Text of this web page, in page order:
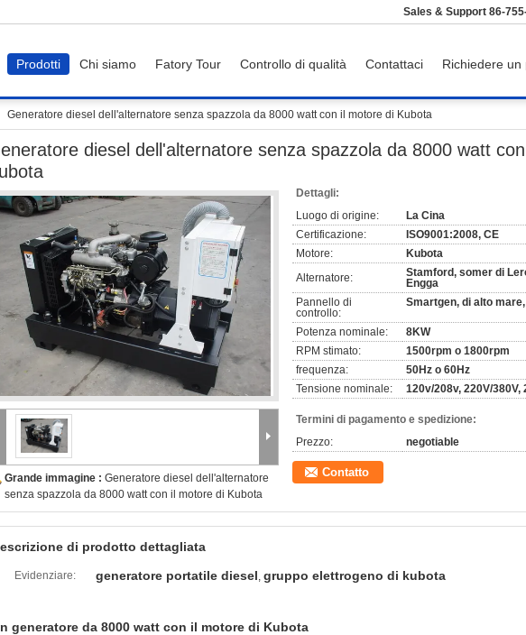
Sales & Support 86-
Prodotti Chi siamo Fatory Tour Controllo di qualità Contattaci Richiedere un
Generatore diesel dell'alternatore senza spazzola da 8000 watt con il motore di Kubota
diesel dell'alternatore senza spazzola da 8000 watt
Grande immagine : Generatore diesel dell'alternatore
senza spazzola da 8000 watt con il motore di Kubota
Dettagli:
Luogo di origine:
La Cina
Certificazione:
ISO9001:2008, CE
Motore:
Kubota
Alternatore:
Stamford, somer di
Engga
Pannello di
controllo:
Smartgen, di alto
Potenza nominale:
8KW
RPM stimato:
1500rpm o 1800rpm
frequenza:
50Hz o 60Hz
Tensione nominale:
120v/208v, 220V/380V,
Termini di pagamento e spedizione:
Prezzo:
negotiable
Contatto
di prodotto dettagliata
Evidenziare: generatore portatile diesel, gruppo elettrogeno di kubota
generatore da 8000 watt con il motore di Kubota